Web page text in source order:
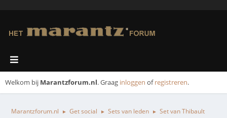
Welkom bij Marantzforum.nl. Graag inloggen ofregistreren.
Marantzforum.nl ► Get social ► Sets van leden ► Set van Thibault